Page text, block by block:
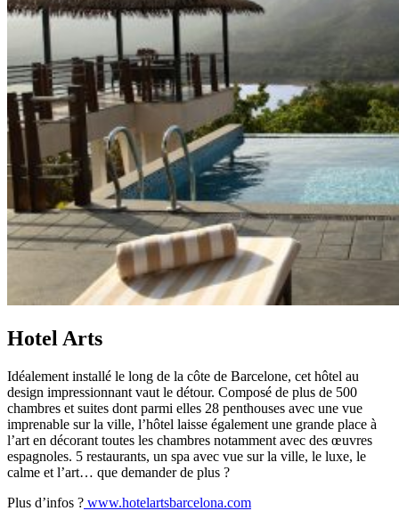
Hotel Arts
Idéalement installé le long de la côte de Barcelone, cet hôtel au
design impressionnant vaut le détour. Composé de plus de 500
chambres et suites dont parmi elles 28 penthouses avec une vue
imprenable sur la ville, l’hôtel laisse également une grande place à
l’art en décorant toutes les chambres notamment avec des œuvres
espagnoles. 5 restaurants, un spa avec vue sur la ville, le luxe, le
calme et l’art… que demander de plus ?
Plus d’infos ? www.hotelartsbarcelona.com